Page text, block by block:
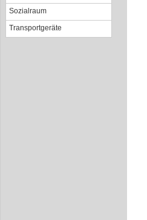
Sozialraum
Transportgeräte